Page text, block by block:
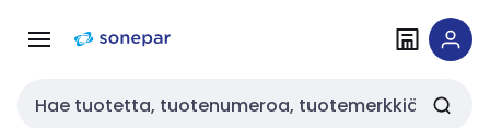
navigointiinsisältöön
Haku